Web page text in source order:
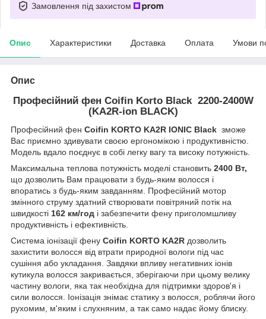
Замовлення під захистом
Опис Характеристики Доставка Оплата Умови
Опис
Професійний фен Сoifin Korto Black 2200-2400W
(KA2R-ion BLACK)
Професійний фен Coifin KORTO KA2R IONIC Black зможе
Вас приємно здивувати своєю ергономікою і продуктивністю.
Модель вдало поєднує в собі легку вагу та високу потужність.
Максимальна теплова потужність моделі становить 2400 Вт,
що дозволить Вам працювати з будь-яким волосся і
впоратись з будь-яким завданням. Професійний мотор
змінного струму здатний створювати повітряний потік на
швидкості 162 км/год і забезпечити фену приголомшливу
продуктивність і ефективність.
Система іонізації фену Coifin KORTO KA2R дозволить
захистити волосся від втрати природної вологи під час
сушіння або укладання. Завдяки впливу негативних іонів
кутикула волосся закривається, зберігаючи при цьому велику
частину вологи, яка так необхідна для підтримки здоров'я і
сили волосся. Іонізація знімає статику з волосся, роблячи його
рухомим, м'яким і слухняним, а так само надає йому блиску.